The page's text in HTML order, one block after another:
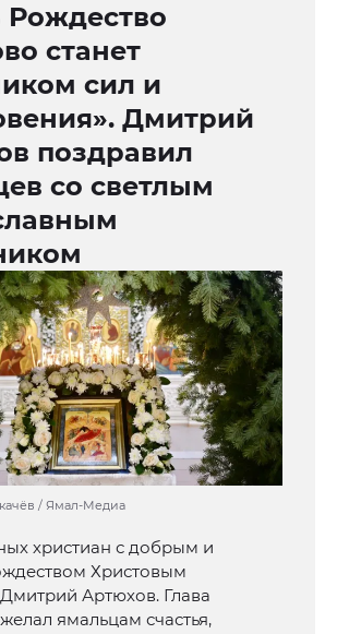
Рождество
станет
сил и
Дмитрий
поздравил
со светлым
/ Ямал-Медиа
христиан с добрым и
Христовым
Артюхов. Глава
ямальцам счастья,